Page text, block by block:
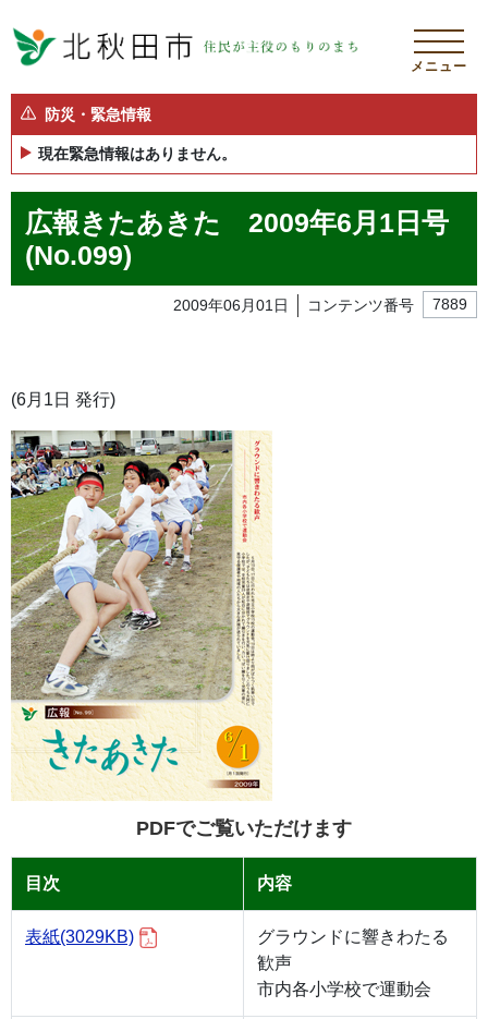
メニュー
防災・緊急情報
現在緊急情報はありません。
広報きたあきた 2009年6月1日号
(No.099)
2009年06月01日 コンテンツ番号 7889
(6月1日 発行)
PDFでご覧いただけます
目次 内容
表紙(3029KB)
グラウンドに響きわたる
歓声
市内各小学校で運動会